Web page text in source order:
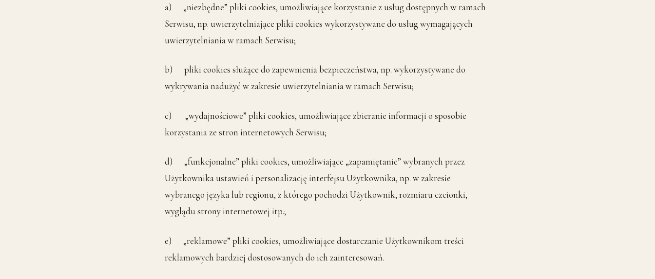
a) „niezbędne” pliki cookies, umożliwiające korzystanie z usług dostępnych w ramach
Serwisu, np. uwierzytelniające pliki cookies wykorzystywane do usług wymagających
uwierzytelniania w ramach Serwisu;
b) pliki cookies służące do zapewnienia bezpieczeństwa, np. wykorzystywane do
wykrywania nadużyć w zakresie uwierzytelniania w ramach Serwisu;
c) „wydajnościowe” pliki cookies, umożliwiające zbieranie informacji o sposobie
korzystania ze stron internetowych Serwisu;
d) „funkcjonalne” pliki cookies, umożliwiające „zapamiętanie” wybranych przez
Użytkownika ustawień i personalizację interfejsu Użytkownika, np. w zakresie
wybranego języka lub regionu, z którego pochodzi Użytkownik, rozmiaru czcionki,
wyglądu strony internetowej itp.;
e) „reklamowe” pliki cookies, umożliwiające dostarczanie Użytkownikom treści
reklamowych bardziej dostosowanych do ich zainteresowań.